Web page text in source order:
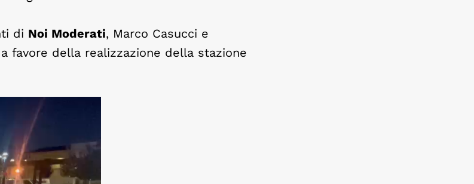
di Noi Moderati, Marco Casucci e
favore della realizzazione della stazione